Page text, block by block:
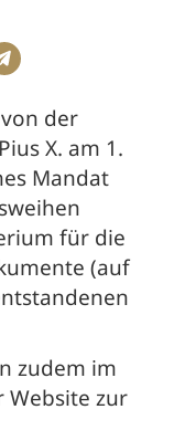
der
X. am 1.
Mandat
für die
(auf
zudem im
Website zur